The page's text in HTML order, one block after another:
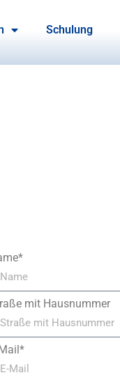
Schulung
mit Hausnummer